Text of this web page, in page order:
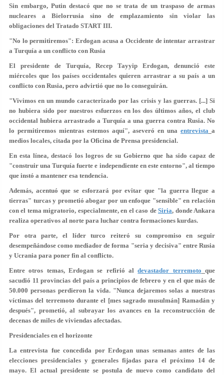
Sin embargo, Putin destacó que no se trata de un traspaso de armas
nucleares a Bielorrusia sino de emplazamiento sin violar las
obligaciones del Tratado START III.
"No lo permitiremos": Erdogan acusa a Occidente de intentar arrastrar
a Turquía a un conflicto con Rusia
El presidente de Turquía, Recep Tayyip Erdogan, denunció este
miércoles que los países occidentales quieren arrastrar a su país a un
conflicto con Rusia, pero advirtió que no lo conseguirán.
"Vivimos en un mundo caracterizado por las crisis y las guerras. [...] Si
no hubiera sido por nuestros esfuerzos en los dos últimos años, el club
occidental hubiera arrastrado a Turquía a una guerra contra Rusia. No
lo permitiremos mientras estemos aquí", aseveró en una entrevista a
medios locales, citada por la Oficina de Prensa presidencial.
En esta línea, destacó los logros de su Gobierno que ha sido capaz de
"construir una Turquíafuerte e independienteen este entorno", al tiempo
que instó a mantener esa tendencia.
Además, acentuó que se esforzará por evitar que "la guerra llegue a
tierras" turcas y prometió abogar por un enfoque "sensible" en relación
con el tema migratorio, especialmente, en el caso deSiria, donde Ankara
realiza operativos al norte para luchar contra formaciones kurdas.
Por otra parte, el líder turco reiteró su compromiso en seguir
desempeñándose comomediador de forma "seria y decisiva" entre Rusia
y Ucrania para poner fin al conflicto.
Entre otros temas, Erdogan se refirió aldevastador terremoto que
sacudió 11 provincias del país a principios de febrero y en el quemás de
50.000 personas perdieron la vida. "Nunca dejaremos solas a nuestras
víctimas del terremoto durante el [mes sagrado musulmán] Ramadán y
después", prometió, al subrayar los avances en la reconstrucción de
decenas de miles de viviendas afectadas.
Presidenciales en el horizonte
La entrevista fue concedida por Erdogan unas semanas antes de las
elecciones presidenciales y generales fijadas para el próximo 14 de
mayo. El actual presidente se postula de nuevo como candidato del